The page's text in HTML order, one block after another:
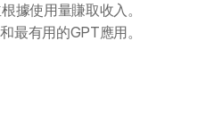
據使用量賺取收入。
最有用的GPT應用。